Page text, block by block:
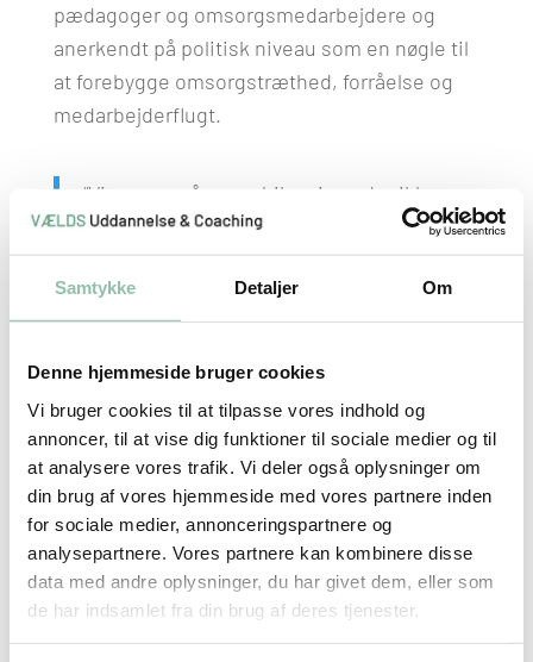
Samtykke Detaljer Om
Denne hjemmeside bruger cookies
Vi bruger cookies til at tilpasse vores indhold og
annoncer, til at vise dig funktioner til sociale medier og til
at analysere vores trafik. Vi deler også oplysninger om
din brug af vores hjemmeside med vores partnere inden
for sociale medier, annonceringspartnere og
analysepartnere. Vores partnere kan kombinere disse
data med andre oplysninger, du har givet dem, eller som
de har indsamlet fra din brug af deres tjenester.
pædagoger og omsorgsmedarbejdere og
anerkendt på politisk niveau som en nøgle til
at forebygge omsorgstræthed, forråelse og
medarbejderflugt.
“Vi passer på vores biler vi sender ikke
rustne biler ud på vejene. Det samme skal
gælde for mennesker. Kollegaløft er en lille
investering, som kan gøre en stor forskel.”
Udviklet af: Louise Vælds, master i
organisationspsykologi, stressekspert og
underviser
Metode: Undervisning, redskaber og fælles
sprog til kollegial sparring og støtte
Anvendelse : Pleje, pædagogik,
undervisning, sundhed, socialt arbejde –
og private brancher
: Styrket samarbejde, lavere